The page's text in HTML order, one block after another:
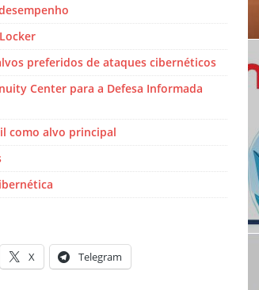
preferidos de ataques cibernéticos
Center para a Defesa Informada
como alvo principal
X Telegram